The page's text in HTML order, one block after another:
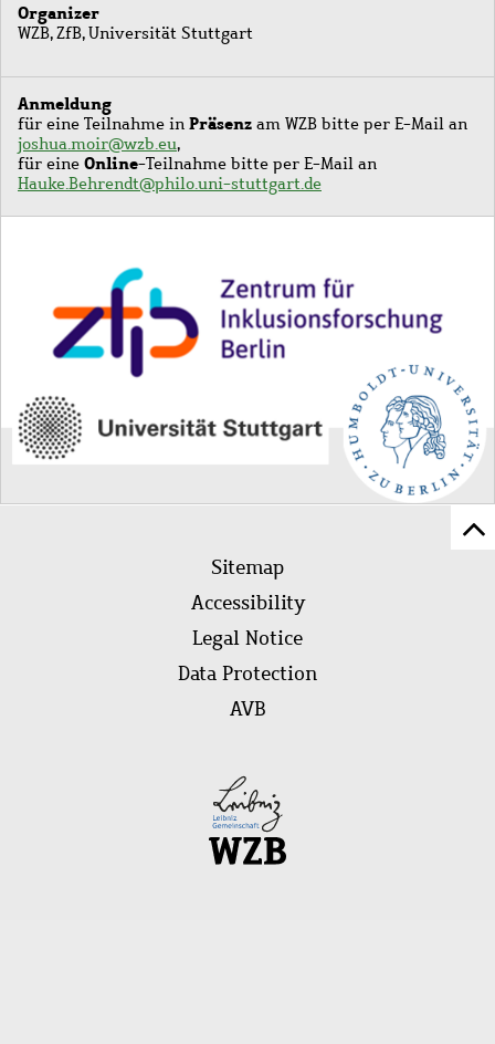
Organizer
WZB, ZfB, Universität Stuttgart
Anmeldung
für eine Teilnahme in Präsenz am WZB bitte per E-Mail an
joshua.moir@wzb.eu,
für eine Online-Teilnahme bitte per E-Mail an
Hauke.Behrendt@philo.uni-stuttgart.de
FooterSitemap
Accessibility
Legal Notice
Data Protection
AVB